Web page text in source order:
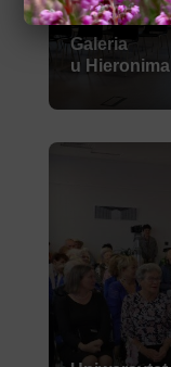
Galeria
u Hieronima